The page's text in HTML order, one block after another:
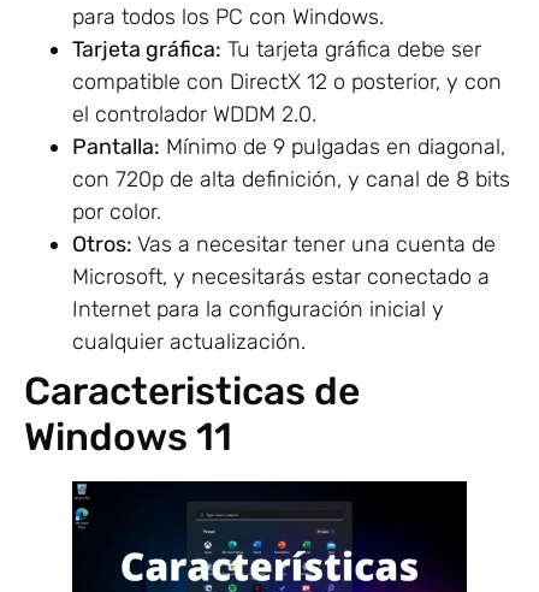
para todos los PC con Windows.
Tarjeta gráfica: Tu tarjeta gráfica debe ser
compatible con DirectX 12 o posterior, y con
el controlador WDDM 2.0.
Pantalla: Mínimo de 9 pulgadas en diagonal,
con 720p de alta definición, y canal de 8 bits
por color.
Otros: Vas a necesitar tener una cuenta de
Microsoft, y necesitarás estar conectado a
Internet para la configuración inicial y
cualquier actualización.
Caracteristicas de
Windows 11